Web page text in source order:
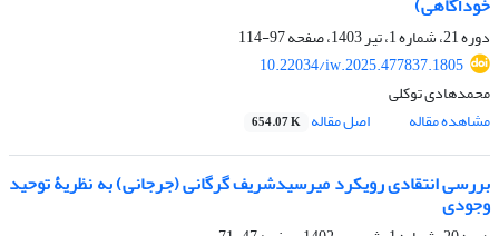
دوره 21، شماره 1، تیر 1403، صفحه
97-114
10.22034/iw.2025.477837.1805
محمدهادی توکلی
مشاهده مقاله
اصل مقاله 654.07 K
بررسی انتقادی رویکرد میرسیدشریف گرگانی (جرجانی) به نظریۀ توحید
وجودی